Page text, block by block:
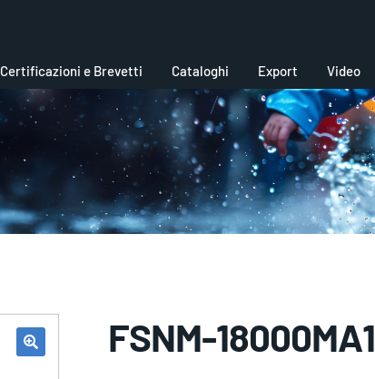
Certificazioni e Brevetti Cataloghi Export Video
FSNM-18000MA1